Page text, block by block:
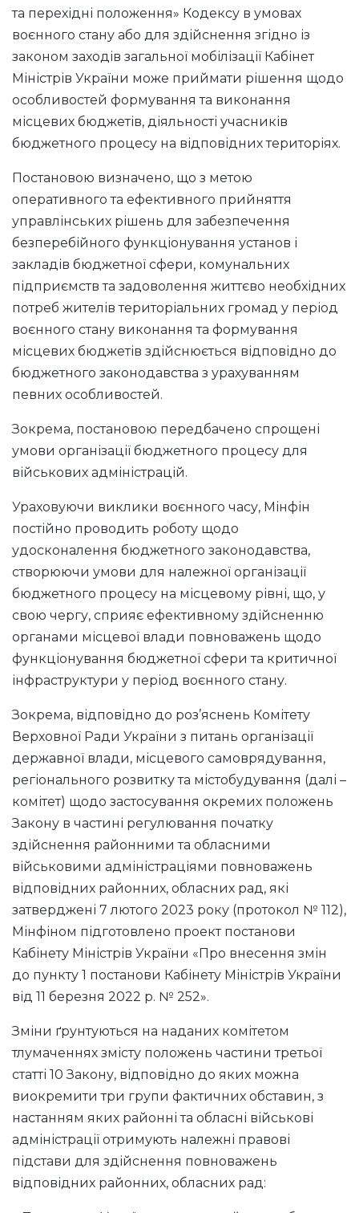
та перехідні положення» Кодексу в умовах
воєнного стану або для здійснення згідно із
законом заходів загальної мобілізації Кабінет
Міністрів України може приймати рішення щодо
особливостей формування та виконання
місцевих бюджетів, діяльності учасників
бюджетного процесу на відповідних територіях.
Постановою визначено, що з метою
оперативного та ефективного прийняття
управлінських рішень для забезпечення
безперебійного функціонування установ і
закладів бюджетної сфери, комунальних
підприємств та задоволення життєво необхідних
потреб жителів територіальних громад у період
воєнного стану виконання та формування
місцевих бюджетів здійснюється відповідно до
бюджетного законодавства з урахуванням
певних особливостей.
Зокрема, постановою передбачено спрощені
умови організації бюджетного процесу для
військових адміністрацій.
Ураховуючи виклики воєнного часу, Мінфін
постійно проводить роботу щодо
удосконалення бюджетного законодавства,
створюючи умови для належної організації
бюджетного процесу на місцевому рівні, що, у
свою чергу, сприяє ефективному здійсненню
органами місцевої влади повноважень щодо
функціонування бюджетної сфери та критичної
інфраструктури у період воєнного стану.
Зокрема, відповідно до роз’яснень Комітету
Верховної Ради України з питань організації
державної влади, місцевого самоврядування,
регіонального розвитку та містобудування (далі –
комітет) щодо застосування окремих положень
Закону в частині регулювання початку
здійснення районними та обласними
військовими адміністраціями повноважень
відповідних районних, обласних рад, які
затверджені 7 лютого 2023 року (протокол № 112),
Мінфіном підготовлено проект постанови
Кабінету Міністрів України «Про внесення змін
до пункту 1 постанови Кабінету Міністрів України
від 11 березня 2022 р. № 252».
Зміни ґрунтуються на наданих комітетом
тлумаченнях змісту положень частини третьої
статті 10 Закону, відповідно до яких можна
виокремити три групи фактичних обставин, з
настанням яких районні та обласні військові
адміністрації отримують належні правові
підстави для здійснення повноважень
відповідних районних, обласних рад: